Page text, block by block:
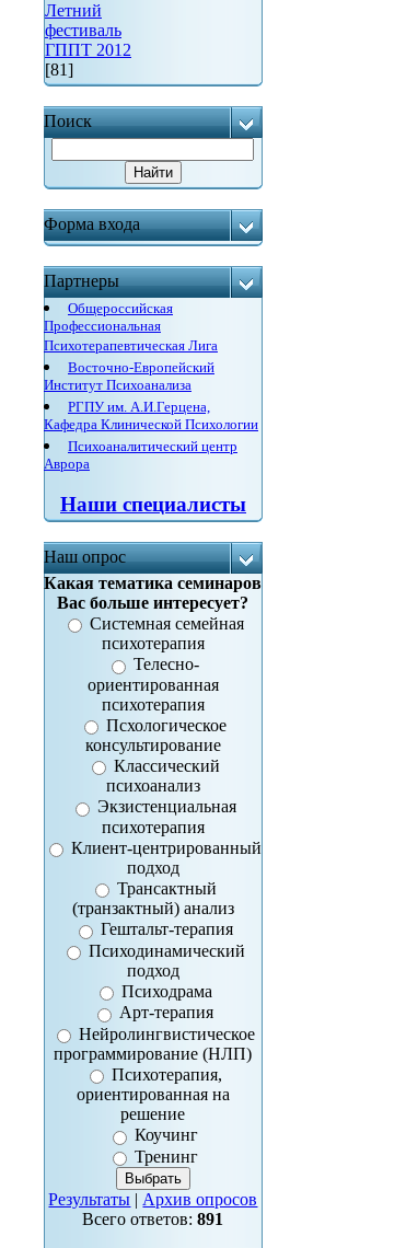
Летний
фестиваль
ГППТ 2012
[81]
Поиск
Форма входа
Партнеры
Общероссийская
Профессиональная
Психотерапевтическая Лига
Восточно-Европейский
Институт Психоанализа
РГПУ им. А.И.Герцена,
Кафедра Клинической Психологии
Психоаналитический центр
Аврора
Наши специалисты
Наш опрос
Какая тематика семинаров
Вас больше интересует?
Системная семейная
психотерапия
Телесно-
ориентированная
психотерапия
Псхологическое
консультирование
Классический
психоанализ
Экзистенциальная
психотерапия
Клиент-центрированный
подход
Трансактный
(транзактный) анализ
Гештальт-терапия
Психодинамический
подход
Психодрама
Арт-терапия
Нейролингвистическое
программирование (НЛП)
Психотерапия,
ориентированная на
решение
Коучинг
Тренинг
Результаты | Архив опросов
Всего ответов:891